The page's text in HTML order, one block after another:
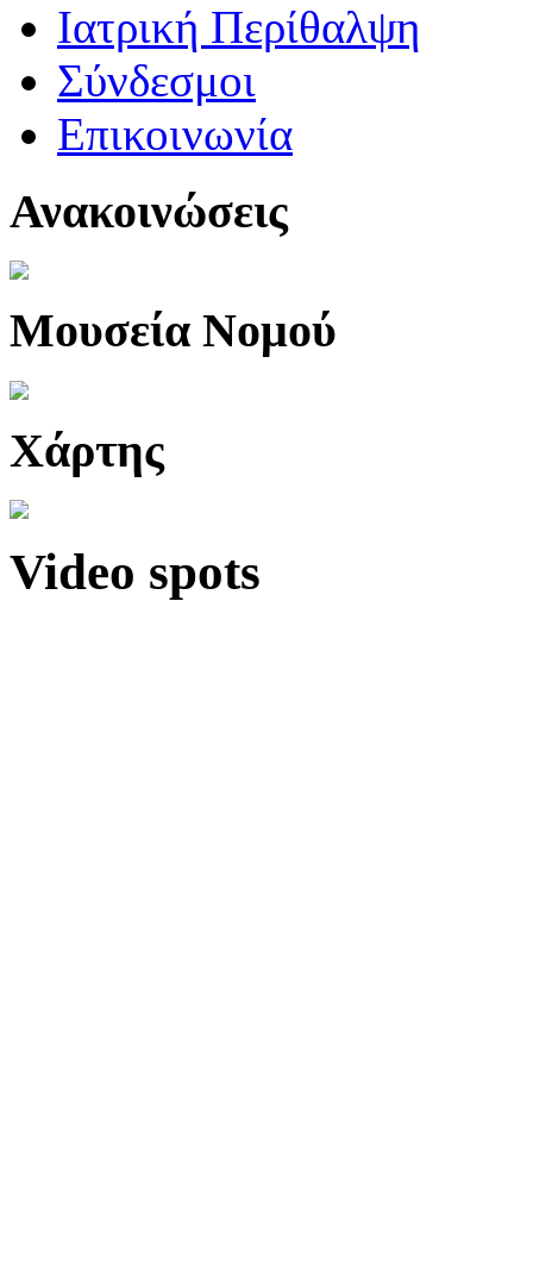
Ιατρική Περίθαλψη
Σύνδεσμοι
Επικοινωνία
Ανακοινώσεις
Μουσεία Νομού
Χάρτης
Video spots